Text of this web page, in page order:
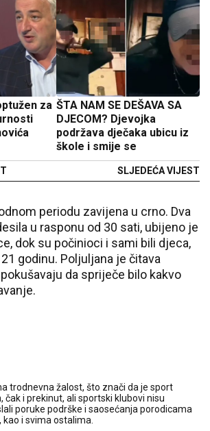
za ŠTA NAM SE DEŠAVA SA
DJECOM? Djevojka
podržava dječaka ubicu iz
škole i smije se
SLJEDEĆA VIJEST
periodu zavijena u crno. Dva
u rasponu od 30 sati, ubijeno je
dok su počinioci i sami bili djeca,
godinu. Poljuljana je čitava
da spriječe bilo kakvo
trodnevna žalost, što znači da je sport
čak i prekinut, ali sportski klubovi nisu
poruke podrške i saosećanja porodicama
i svima ostalima.